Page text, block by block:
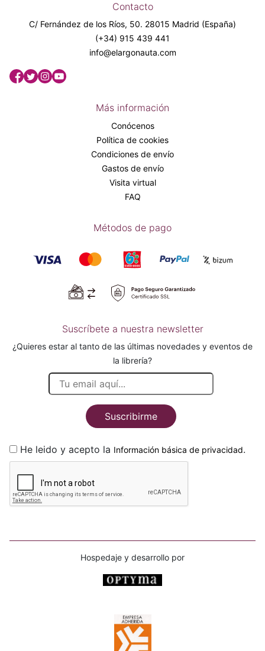
Contacto
C/ Fernández de los Ríos, 50. 28015 Madrid (España)
(+34) 915 439 441
info@elargonauta.com
Más información
Conócenos
Política de cookies
Condiciones de envío
Gastos de envío
Visita virtual
FAQ
Métodos de pago
Suscríbete a nuestra newsletter
¿Quieres estar al tanto de las últimas novedades y eventos de
la librería?
Suscribirme
He leido y acepto la Información básica de privacidad.
Hospedaje y desarrollo por